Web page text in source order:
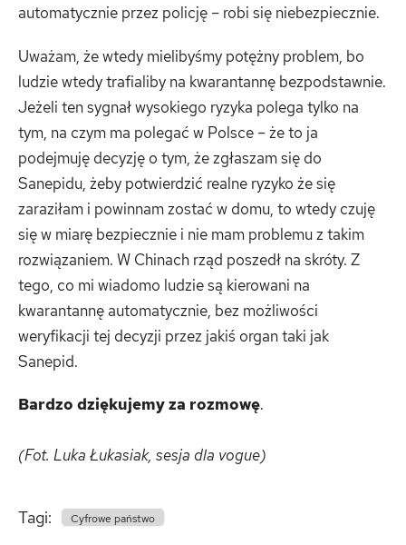
automatycznie przez policję – robi się niebezpiecznie.
Uważam, że wtedy mielibyśmy potężny problem, bo
ludzie wtedy trafialiby na kwarantannę bezpodstawnie.
Jeżeli ten sygnał wysokiego ryzyka polega tylko na
tym, na czym ma polegać w Polsce – że to ja
podejmuję decyzję o tym, że zgłaszam się do
Sanepidu, żeby potwierdzić realne ryzyko że się
zaraziłam i powinnam zostać w domu, to wtedy czuję
się w miarę bezpiecznie i nie mam problemu z takim
rozwiązaniem. W Chinach rząd poszedł na skróty. Z
tego, co mi wiadomo ludzie są kierowani na
kwarantannę automatycznie, bez możliwości
weryfikacji tej decyzji przez jakiś organ taki jak
Sanepid.
Bardzo dziękujemy za rozmowę.
(Fot. Luka Łukasiak, sesja dla vogue)
Tagi: Cyfrowe państwo